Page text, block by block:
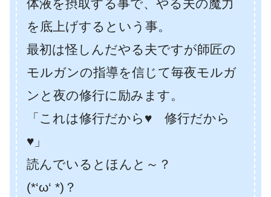
体液を摂取する事で、やる夫の魔力
を底上げするという事。
最初は怪しんだやる夫ですが師匠の
モルガンの指導を信じて毎夜モルガ
ンと夜の修行に励みます。
「これは修行だから♥ 修行だから
♥」
読んでいるとほんと～？
(*‘ω‘ *)？